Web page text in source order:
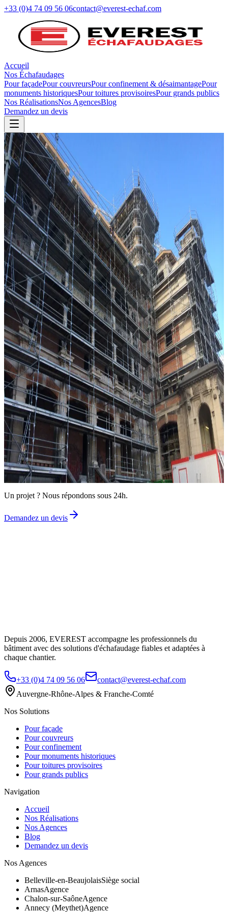
+33 (0)4 74 09 56 06contact@everest-echaf.com
Accueil
Nos Échafaudages
Pour façadePour couvreursPour confinement & désaimantagePour
monuments historiquesPour toitures provisoiresPour grands publics
Nos RéalisationsNos AgencesBlog
Demandez un devis
Retour au blog
Expansion
Le Groupe Everest poursuit son maillage
du territoire
2020 4 minde lecture
Après une année 2019 très active (+18% de CA à périmètre
constant), le groupe EVEREST poursuit son développement.
Le maillage territorial est au cœur de notre stratégie de croissance.
Avec l'ouverture de nouvelles agences, nous nous rapprochons
toujours plus de nos clients.
Cette proximité nous permet d'offrir un service réactif et
personnalisé, adapté aux besoins spécifiques de chaque région.
Article précédent
Le Groupe Everest se hisse à Lybertec
Article suivant
Covid 19 - Mesures de sécurité sanitaire
Un projet
à nous soumettre ?
Demandez un devis gratuit
Un projet ? Nous répondons sous 24h.
Demandez un devis
Depuis 2006, EVEREST accompagne les professionnels du
bâtiment avec des solutions d'échafaudage fiables et adaptées à
chaque chantier.
+33 (0)4 74 09 56 06
contact@everest-echaf.com
Auvergne-Rhône-Alpes & Franche-Comté
Nos Solutions
Pour façade
Pour couvreurs
Pour confinement
Pour monuments historiques
Pour toitures provisoires
Pour grands publics
Navigation
Accueil
Nos Réalisations
Nos Agences
Blog
Demandez un devis
Nos Agences
Belleville-en-BeaujolaisSiège social
ArnasAgence
Chalon-sur-SaôneAgence
Annecy (Meythet)Agence